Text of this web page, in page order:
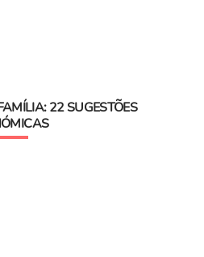
22 SUGESTÕES